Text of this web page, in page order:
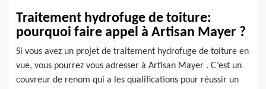
Traitement hydrofuge de toiture:
pourquoi faire appel à Artisan Mayer ?
Si vous avez un projet de traitement hydrofuge de toiture en
vue, vous pourrez vous adresser à Artisan Mayer . C’est un
couvreur de renom qui a les qualifications pour réussir un